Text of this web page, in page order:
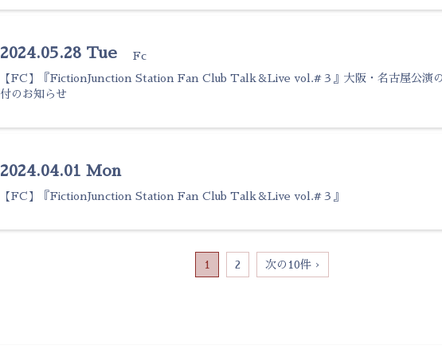
2024.05.28 Tue
Fc
【FC】『FictionJunction Station Fan Club Talk＆Live vol.#３』大阪・名古屋公演
付のお知らせ
2024.04.01 Mon
【FC】『FictionJunction Station Fan Club Talk＆Live vol.#３』
1 2 次の10件 ›